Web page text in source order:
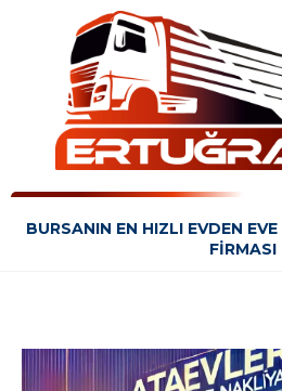
BURSANIN EN HIZLI EVDEN
FIRMASI